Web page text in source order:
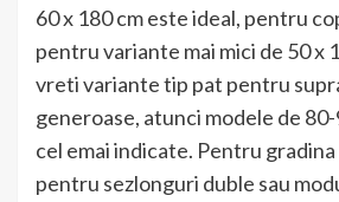
60 x 180 cm este ideal, pentru
pentru variante mai mici de 50 x
vreti variante tip pat pentru
generoase, atunci modele de 80-
cel emai indicate. Pentru
pentru sezlonguri duble sau